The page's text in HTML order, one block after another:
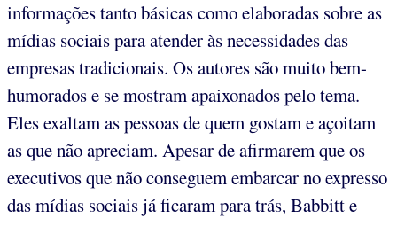
informações tanto básicas como elaboradas sobre as
mídias sociais para atender às necessidades das
empresas tradicionais. Os autores são muito bem-
humorados e se mostram apaixonados pelo tema.
Eles exaltam as pessoas de quem gostam e açoitam
as que não apreciam. Apesar de afirmarem que os
executivos que não conseguem embarcar no expresso
das mídias sociais já ficaram para trás, Babbitt e